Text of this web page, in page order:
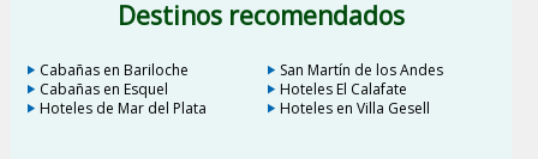
Destinos recomendados
Cabañas en Bariloche
San Martín de los Andes
Cabañas en Esquel
Hoteles El Calafate
Hoteles de Mar del Plata
Hoteles en Villa Gesell